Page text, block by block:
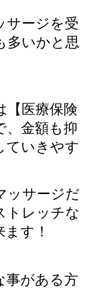
サージを受
多いかと思
【医療保険
、金額も抑
ていきやす
ッサージだ
トレッチな
す！
事がある方